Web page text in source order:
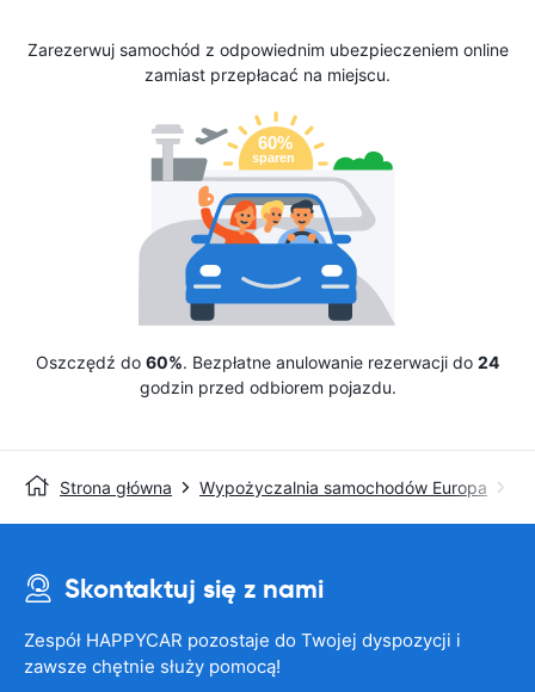
Zarezerwuj samochód z odpowiednim ubezpieczeniem online
zamiast przepłacać na miejscu.
Oszczędź do 60%. Bezpłatne anulowanie rezerwacji do 24
godzin przed odbiorem pojazdu.
Strona główna Wypożyczalnia samochodów Europa
Skontaktuj się z nami
Zespół HAPPYCAR pozostaje do Twojej dyspozycji i
zawsze chętnie służy pomocą!